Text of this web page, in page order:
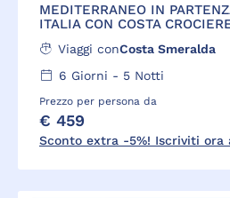
MEDITERRANEO IN
ITALIA CON COSTA
Viaggi conCosta Smeralda
6 Giorni - 5Notti
Prezzo per persona da
€ 459
Sconto extra -5%! Iscriviti ora